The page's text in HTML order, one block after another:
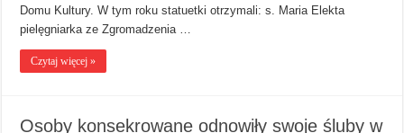
Domu Kultury. W tym roku statuetki otrzymali: s. Maria Elekta
pielęgniarka ze Zgromadzenia …
Czytaj więcej »
Osoby konsekrowane odnowiły swoje śluby w